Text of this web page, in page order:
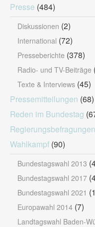
Presse (484)
Diskussionen (2)
International (72)
Presseberichte (378)
Radio- und TV-Beiträge
Texte & Interviews (45)
Pressemitteilungen (68)
Reden im Bundestag
Regierungsbefragungen
Wahlkampf (90)
Bundestagswahl 2013
Bundestagswahl 2017
Bundestagswahl 2021
Europawahl 2014 (7)
Landtagswahl Baden-